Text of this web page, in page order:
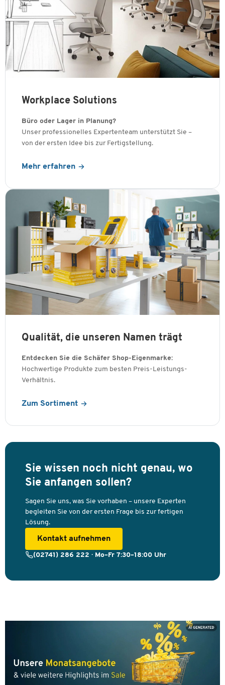
Workplace Solutions
Büro oder Lager in Planung?
Unser professionelles Expertenteam unterstützt Sie –
von der ersten Idee bis zur Fertigstellung.
Mehr erfahren
Qualität, die unseren Namen trägt
Entdecken Sie die Schäfer Shop-Eigenmarke:
Hochwertige Produkte zum besten Preis-Leistungs-
Verhältnis.
Zum Sortiment
Sie wissen noch nicht genau, wo
Sie anfangen sollen?
Sagen Sie uns, was Sie vorhaben – unsere Experten
begleiten Sie von der ersten Frage bis zur fertigen
Lösung.
Kontakt aufnehmen
(02741) 286 222 · Mo–Fr 7:30–18:00 Uhr